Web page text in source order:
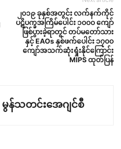
၂၀၁၉ ခုနှစ်အတွင်း လက်နက်ကိုင်
ပဋိပက္ခအကြိမ်ပေါင်း ၁၀၀၀ ကျော်
ဖြစ်ပွားခဲ့ရာတွင် တပ်မတော်သား
နှင့် EAOs နှစ်ဖက်ပေါင်း ၁၇၀၀
ကျော်အသက်ဆုံးရှုံးနိုင်ကြောင်း
MIPS ထုတ်ပြန်
သတင်းအေဂျင်စီ